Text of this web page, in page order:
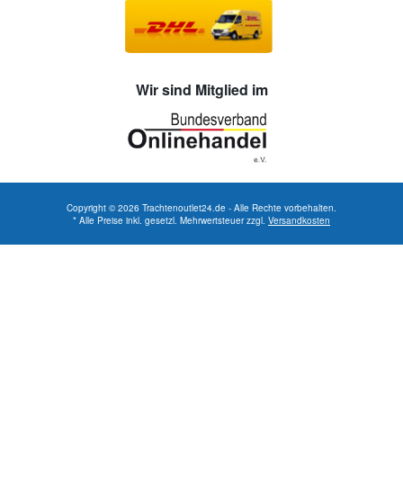
Wir sind Mitglied im
Copyright © 2026 Trachtenoutlet24.de - Alle Rechte vorbehalten.
* Alle Preise inkl. gesetzl. Mehrwertsteuer zzgl. Versandkosten